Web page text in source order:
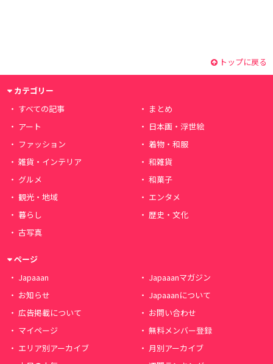
トップに戻る
カテゴリー
すべての記事
まとめ
アート
日本画・浮世絵
ファッション
着物・和服
雑貨・インテリア
和雑貨
グルメ
和菓子
観光・地域
エンタメ
暮らし
歴史・文化
古写真
ページ
Japaaan
Japaaanマガジン
お知らせ
Japaaanについて
広告掲載について
お問い合わせ
マイページ
無料メンバー登録
エリア別アーカイブ
月別アーカイブ